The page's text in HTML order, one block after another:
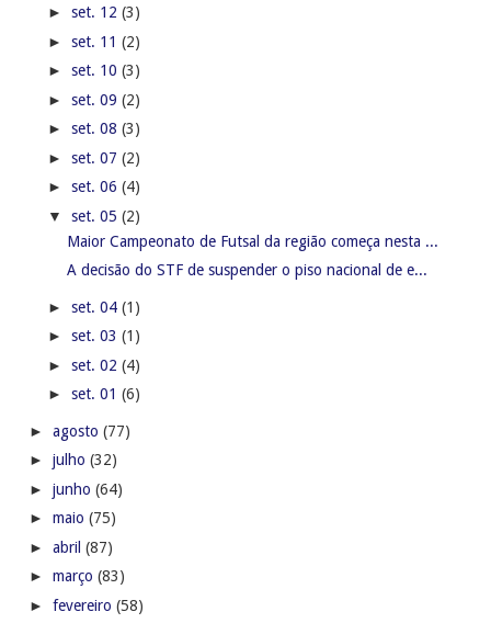
► set. 12 (3)
► set. 11 (2)
► set. 10 (3)
► set. 09 (2)
► set. 08 (3)
► set. 07 (2)
► set. 06 (4)
▼ set. 05 (2)
Maior Campeonato de Futsal da região começa nesta ...
A decisão do STF de suspender o piso nacional de e...
► set. 04 (1)
► set. 03 (1)
► set. 02 (4)
► set. 01 (6)
► agosto (77)
► julho (32)
► junho (64)
► maio (75)
► abril (87)
► março (83)
► fevereiro (58)